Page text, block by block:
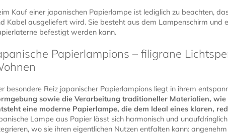
Kauf einer japanischen Papierlampe ist lediglich zu beachten,
Kabel ausgeliefert wird. Sie besteht aus dem Lampenschirm und
befestigt werden kann.
Papierlampions – filigrane
besondere Reiz japanischer Papierlampions liegt in ihrem
sowie die Verarbeitung traditioneller Materialien,
eine moderne Papierlampe, die dem Ideal eines klaren,
Lampe aus Papier lässt sich harmonisch und
wo sie ihren eigentlichen Nutzen entfalten kann: